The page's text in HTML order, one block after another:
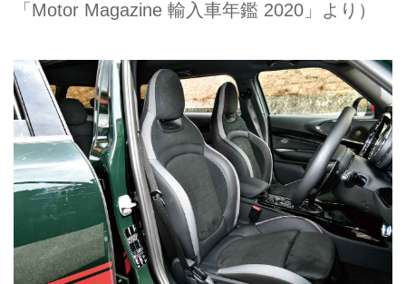
「Motor Magazine 輸入車年鑑 2020」より）